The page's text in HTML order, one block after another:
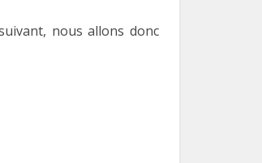
nous allons donc